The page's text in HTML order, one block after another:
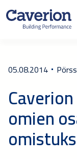
05.08.2014
omien